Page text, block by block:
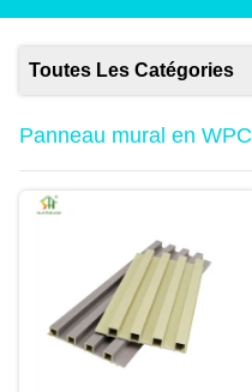
Toutes Les Catégories
Panneau mural en WPC